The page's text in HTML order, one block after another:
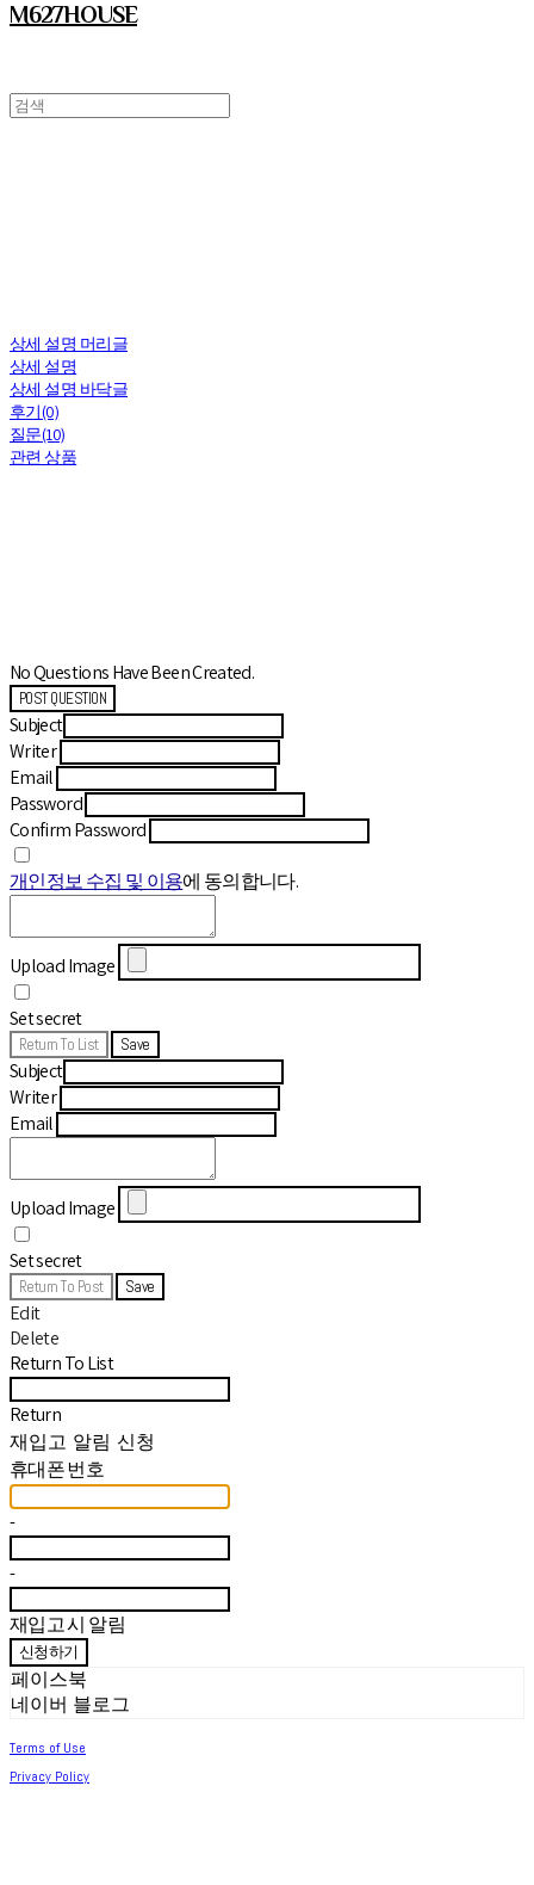
M627HOUSE
상세 설명 머리글
상세 설명
상세 설명 바닥글
후기(0)
질문(10)
관련 상품
No Questions Have Been Created.
POST QUESTION
Subject
Writer
Email
Password
Confirm Password
개인정보 수집 및 이용에 동의합니다.
Upload Image
Set secret
Return To List Save
Subject
Writer
Email
Upload Image
Set secret
Return To Post Save
Edit
Delete
Return To List
Return
재입고 알림 신청
휴대폰 번호
-
-
재입고 시 알림
신청하기
페이스북
네이버 블로그
Terms of Use
Privacy Policy